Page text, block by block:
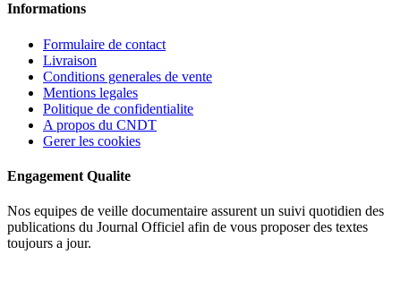
Informations
Formulaire de contact
Livraison
Conditions generales de vente
Mentions legales
Politique de confidentialite
A propos du CNDT
Gerer les cookies
Engagement Qualite
Nos equipes de veille documentaire assurent un suivi quotidien des
publications du Journal Officiel afin de vous proposer des textes
toujours a jour.